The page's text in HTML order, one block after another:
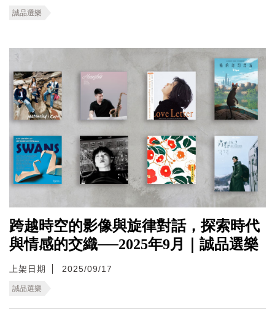
誠品選樂
跨越時空的影像與旋律對話，探索時代
與情感的交織──2025年9月｜誠品選樂
上架日期 2025/09/17
誠品選樂